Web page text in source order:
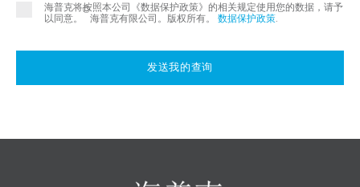
海普克将按照本公司《数据保护政策》的相关规定使用您的数据，请予
以同意。
©
海普克有限公司。版权所有。 数据保护政策.
发送我的查询